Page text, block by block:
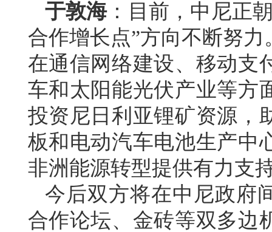
于敦海：目前，中尼正
合作增长点”方向不断努
在通信网络建设、移动支
车和太阳能光伏产业等方
投资尼日利亚锂矿资源，
板和电动汽车电池生产中
非洲能源转型提供有力支
今后双方将在中尼政府
合作论坛、金砖等双多边